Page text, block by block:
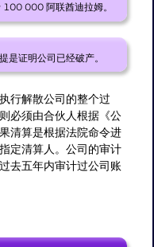
000 阿联酋迪拉姆。
是证明公司已经破产。
行解散公司的整个过
必须由合伙人根据《公
清算是根据法院命令进
定清算人。公司的审计
去五年内审计过公司账